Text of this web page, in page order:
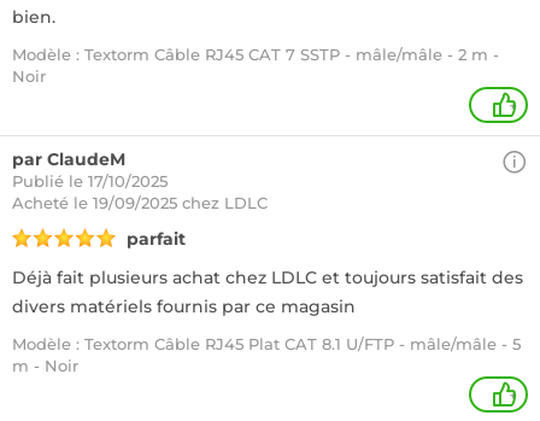
bien.
Modèle : Textorm Câble RJ45 CAT 7 SSTP - mâle/mâle - 2 m -
Noir
+
par ClaudeM
Publié le 17/10/2025
Acheté le 19/09/2025 chez LDLC
parfait
Déjà fait plusieurs achat chez LDLC et toujours satisfait des
divers matériels fournis par ce magasin
Modèle : Textorm Câble RJ45 Plat CAT 8.1 U/FTP - mâle/mâle - 5
m - Noir
+